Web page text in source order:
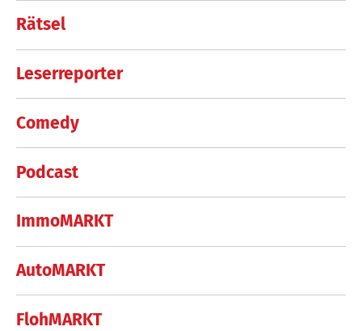
Rätsel
Leserreporter
Comedy
Podcast
ImmoMARKT
AutoMARKT
FlohMARKT